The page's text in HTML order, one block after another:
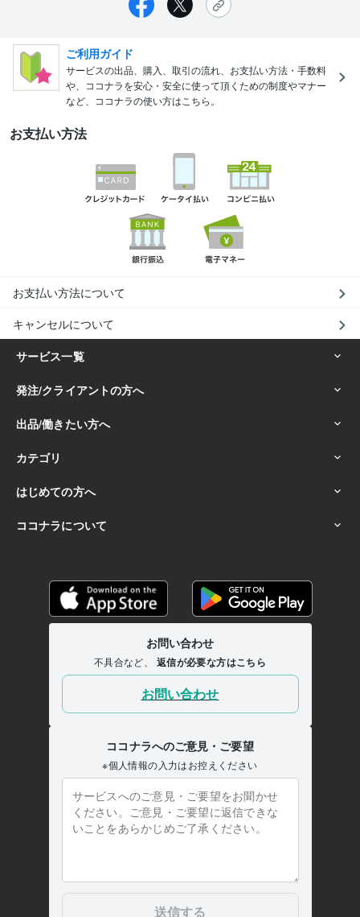
ご利用ガイド
サービスの出品、購入、取引の流れ、お支払い方法・手数料
や、ココナラを安心・安全に使って頂くための制度やマナー
など、ココナラの使い方はこちら。
お支払い方法
お支払い方法について
キャンセルについて